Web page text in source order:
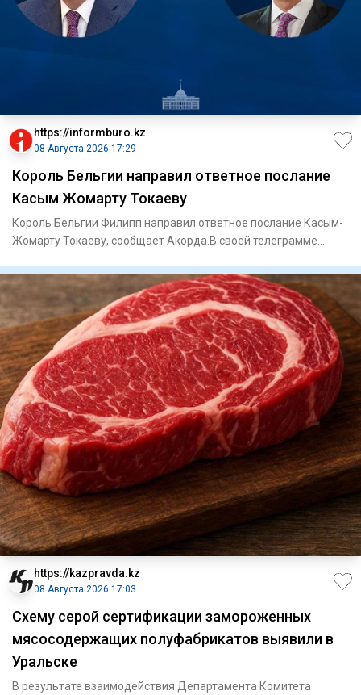
https://informburo.kz
08 Августа 2026 17:29
Король Бельгии направил ответное послание
Касым Жомарту Токаеву
Король Бельгии Филипп направил ответное послание Касым-
Жомарту Токаеву, сообщает Акорда.В своей телеграмме
https://kazpravda.kz
08 Августа 2026 17:03
Схему серой сертификации замороженных
мясосодержащих полуфабрикатов выявили в
Уральске
В результате взаимодействия Департамента Комитета